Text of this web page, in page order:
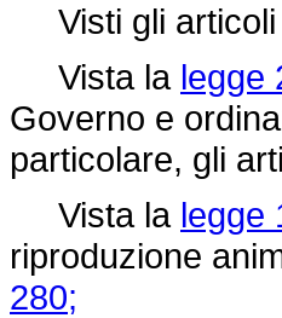
Visti gli articoli
Vista la legge
Governo e
particolare, gli
Vista la legge
riproduzione
280;